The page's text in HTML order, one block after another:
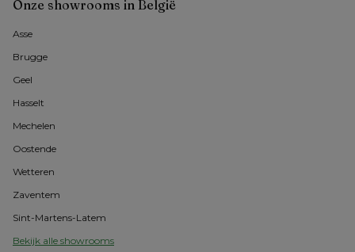
Onze showrooms in België
Asse
Brugge
Geel
Hasselt
Mechelen
Oostende
Wetteren
Zaventem
Sint-Martens-Latem
Bekijk alle showrooms